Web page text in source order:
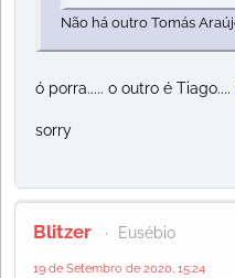
Não há outro Tomás
ó porra..... o outro é Tiago....
sorry
Blitzer Eusébio
19 de Setembro de 2020, 15:24